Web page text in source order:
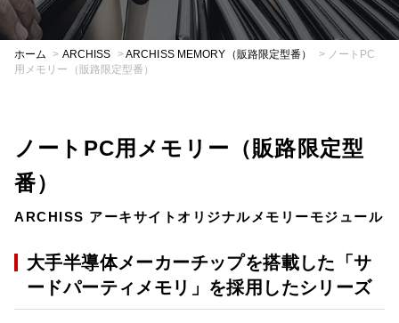
ホーム > ARCHISS >ARCHISS MEMORY（販路限定型番） > ノートPC
用メモリー（販路限定型番）
ノートPC用メモリー（販路限定型
番）
ARCHISS アーキサイトオリジナルメモリーモジュール
大手半導体メーカーチップを搭載した「サ
ードパーティメモリ」を採用したシリーズ